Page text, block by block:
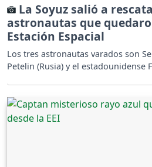
La Soyuz salió a
astronautas que
Estación Espacial
Los tres astronautas varados son
Petelin (Rusia) y el estadounidense